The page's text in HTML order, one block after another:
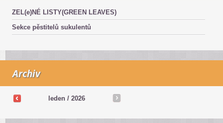
ZEL(e)NÉ LISTY(GREEN LEAVES)
Sekce pěstitelů sukulentů
Archiv
leden / 2026